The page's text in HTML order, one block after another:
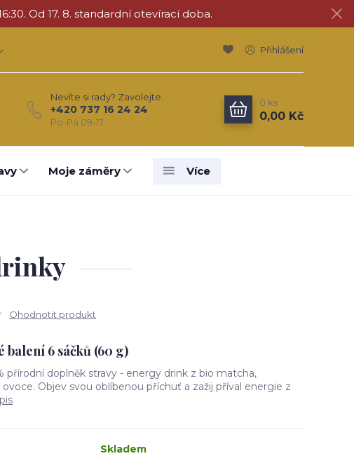
Od 17. 8. standardní otevírací doba.
Přihlášení
Nevíte si rady? Zavolejte.
+420 737 16 24 24
Po-Pá 09-17
0 ks
0,00 Kč
Moje záměry Více
Ohodnotit produkt
balení 6 sáčků (60 g)
přírodní doplněk stravy - energy drink z bio matcha,
ovoce. Objev svou oblíbenou příchuť a zažij příval energie z
Skladem